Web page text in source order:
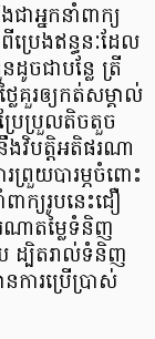
ាអ្នកនាំពាក្យ
រេងឥន្ធនៈដែល
ចជាបន្លែ ត្រី
ៃគួរឲ្យកត់សម្គាល់
រែប្រួលតិចតួច
ងវិបត្តិអតិផរណា
រួយបារម្ភចំពោះ
ពាក្យរូបនេះជឿ
ណាតម្លៃទំនិញ
ដ្បិតរាល់ទំនិញ
ការប្រើប្រាស់